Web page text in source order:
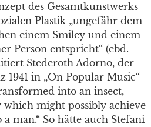
des Gesamtkunstwerks
Plastik „ungefähr dem
einem Smiley und einem
Person entspricht“ (ebd.
Stederoth Adorno, der
1941 in „On Popular Music“
into an insect,
which might possibly achieve
man.“ So hätte auch Stefani